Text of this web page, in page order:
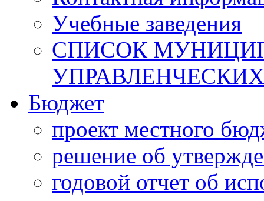
Учебные заведения
СПИСОК
Бюджет
проект местного
решение об
годовой отчет об